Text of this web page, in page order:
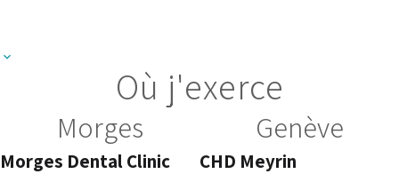
Où j'exerce
Morges
Morges Dental Clinic
Genève
CHD Meyrin